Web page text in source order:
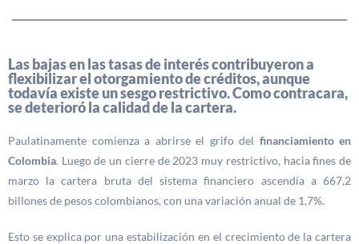
Las bajas en las tasas de interés contribuyeron a
flexibilizar el otorgamiento de créditos, aunque
todavía existe un sesgo restrictivo. Como contracara,
se deterioró la calidad de la cartera.
Paulatinamente comienza a abrirse el grifo del financiamiento en
Colombia. Luego de un cierre de 2023 muy restrictivo, hacia fines de
marzo la cartera bruta del sistema financiero ascendía a 667,2
billones de pesos colombianos, con una variación anual de 1,7%.
Esto se explica por una estabilización en el crecimiento de la cartera